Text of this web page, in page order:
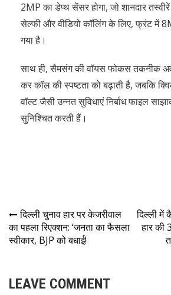
2MP का डेप्थ सेंसर होगा, जो शानदार
सेल्फी और वीडियो कॉलिंग के लिए, फ्रंट में
गया है।
साथ ही, सैमसंग की वॉयस फोकस तकनीक
कर कॉल की स्पष्टता को बढ़ाती है, जबकि
वॉल्ट जैसी उन्नत सुविधाएं निर्बाध फाइल
सुनिश्चित करती हैं।
दिल्ली चुनाव हार पर केजरीवाल
का पहला रिएक्शन: ‘जनता का फैसला
स्वीकार, BJP को बधाई!
दिल्ली में
हार की
LEAVE COMMENT